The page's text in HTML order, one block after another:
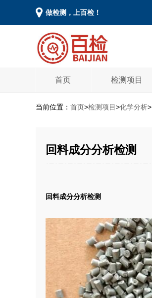
做检测，上百检！
首页 检测项目
当前位置： 首页>检测项目>化学分析>
回料成分分析检测
回料成分分析检测